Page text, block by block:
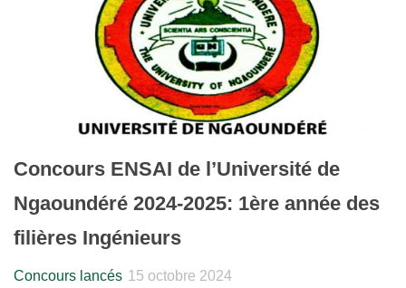
Concours ENSAI de l’Université de
Ngaoundéré 2024-2025: 1ère année des
filières Ingénieurs
Concours lancés 15 octobre 2024